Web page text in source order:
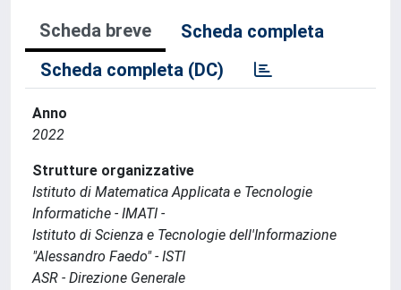
Scheda breve
Scheda completa
Scheda completa (DC)
Anno
2022
Strutture organizzative
Istituto di Matematica Applicata e Tecnologie
Informatiche - IMATI -
Istituto di Scienza e Tecnologie dell'Informazione
"Alessandro Faedo" - ISTI
ASR - Direzione Generale